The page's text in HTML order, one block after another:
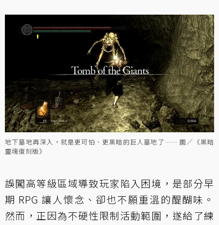
地下墓地再深入，就是更可怕、更黑暗的巨人墓地了…… 圖／《黑暗
靈魂復刻版》
誤闖高等級區域導致玩家陷入困境，是部分早
期 RPG 讓人懷念、卻也不願重溫的醍醐味。
然而，正因為不硬性限制活動範圍，遂給了練